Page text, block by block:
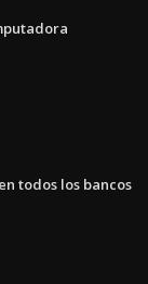
todos los bancos